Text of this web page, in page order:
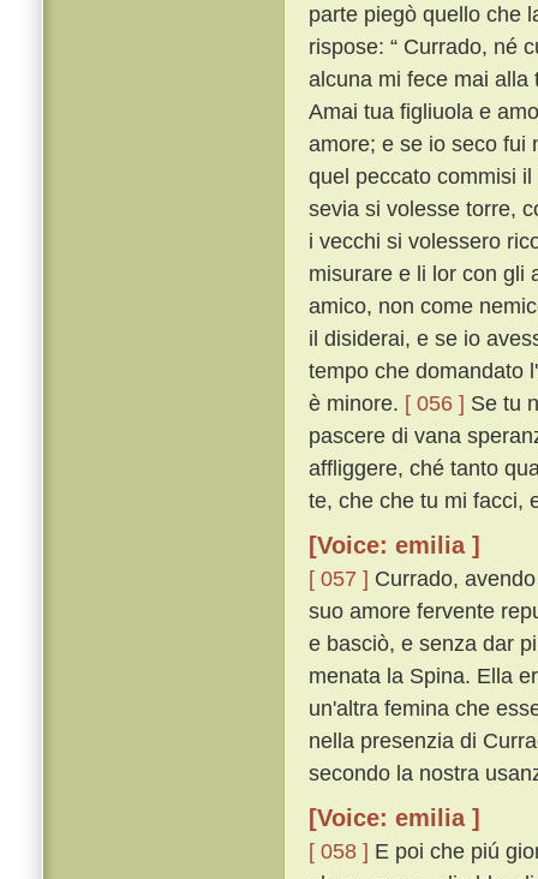
parte piegò quello che
rispose: “ Currado, né
alcuna mi fece mai
Amai tua figliuola e
amore; e se io seco fui
quel peccato commisi
sevia si volesse torre,
i vecchi si volessero
misurare e li lor con gli
amico, non come
il disiderai, e se io
tempo che domandato
è minore. [ 056 ] Se tu
pascere di vana
affliggere, ché tanto
te, che che tu mi facci,
[Voice: emilia ]
[ 057 ] Currado,
suo amore fervente
e basciò, e senza dar
menata la Spina. Ella
un'altra femina che
nella presenzia di
secondo la nostra
[Voice: emilia ]
[ 058 ] E poi che piú